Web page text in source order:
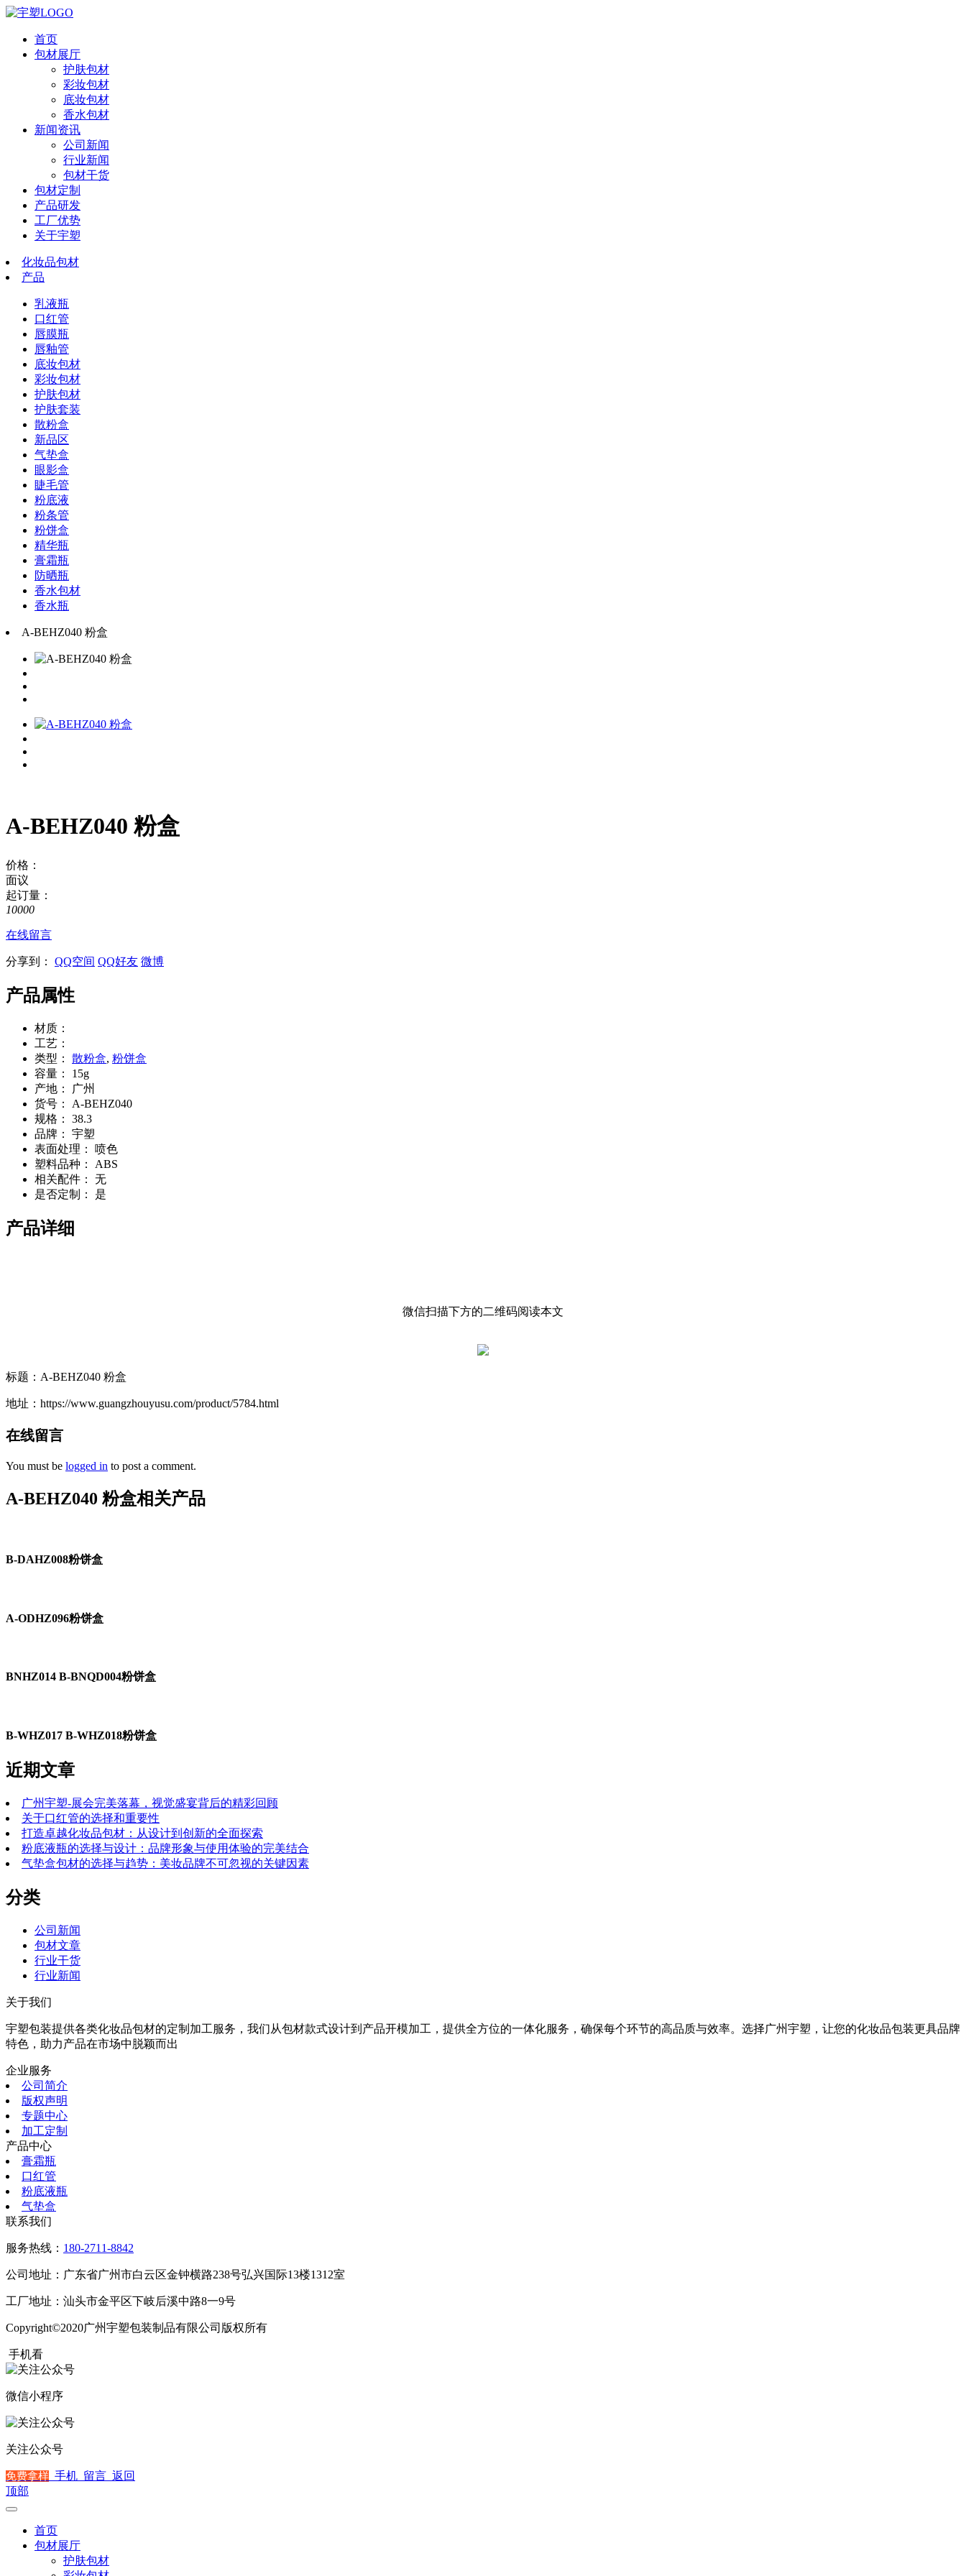
首页
包材展厅
护肤包材
彩妆包材
底妆包材
香水包材
新闻资讯
公司新闻
行业新闻
包材干货
包材定制
产品研发
工厂优势
关于宇塑
化妆品包材
产品
乳液瓶
口红管
唇膜瓶
唇釉管
底妆包材
彩妆包材
护肤包材
护肤套装
散粉盒
新品区
气垫盒
眼影盒
睫毛管
粉底液
粉条管
粉饼盒
精华瓶
膏霜瓶
防晒瓶
香水包材
香水瓶
A-BEHZ040 粉盒
A-BEHZ040 粉盒
价格：
面议
起订量：
10000
在线留言
分享到： QQ空间 QQ好友 微博
产品属性
材质：
工艺：
类型：
散粉盒, 粉饼盒
容量：
15g
产地：
广州
货号：
A-BEHZ040
规格：
38.3
品牌：
宇塑
表面处理：
喷色
塑料品种：
ABS
相关配件：
无
是否定制：
是
产品详细
微信扫描下方的二维码阅读本文
标题：A-BEHZ040 粉盒
地址：https://www.guangzhouyusu.com/product/5784.html
在线留言
You must be logged in to post a comment.
A-BEHZ040 粉盒相关产品
B-DAHZ008粉饼盒
A-ODHZ096粉饼盒
BNHZ014 B-BNQD004粉饼盒
B-WHZ017 B-WHZ018粉饼盒
近期文章
广州宇塑-展会完美落幕，视觉盛宴背后的精彩回顾
关于口红管的选择和重要性
打造卓越化妆品包材：从设计到创新的全面探索
粉底液瓶的选择与设计：品牌形象与使用体验的完美结合
气垫盒包材的选择与趋势：美妆品牌不可忽视的关键因素
分类
公司新闻
包材文章
行业干货
行业新闻
关于我们
宇塑包装提供各类化妆品包材的定制加工服务，我们从包材款式设计到产品开模加工，提供全方位的一体化服务，确保每个环节的高品质与效率。选择广州宇塑，让您的化妆品包装更具品牌
特色，助力产品在市场中脱颖而出
企业服务
公司简介
版权声明
专题中心
加工定制
产品中心
膏霜瓶
口红管
粉底液瓶
气垫盒
联系我们
服务热线： 180-2711-8842
公司地址：广东省广州市白云区金钟横路238号弘兴国际13楼1312室
工厂地址：汕头市金平区下岐后溪中路8一9号
Copyright©2020广州宇塑包装制品有限公司版权所有
手机看
微信小程序
关注公众号
免费拿样 手机 留言 返回
顶部
首页
包材展厅
护肤包材